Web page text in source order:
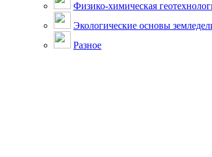
Физико-химическая
Экологические основы
Разное